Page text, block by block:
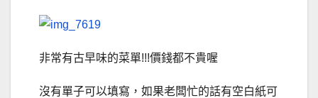
非常有古早味的菜單!!!價錢都不貴喔
沒有單子可以填寫，如果老闆忙的話有空白紙可